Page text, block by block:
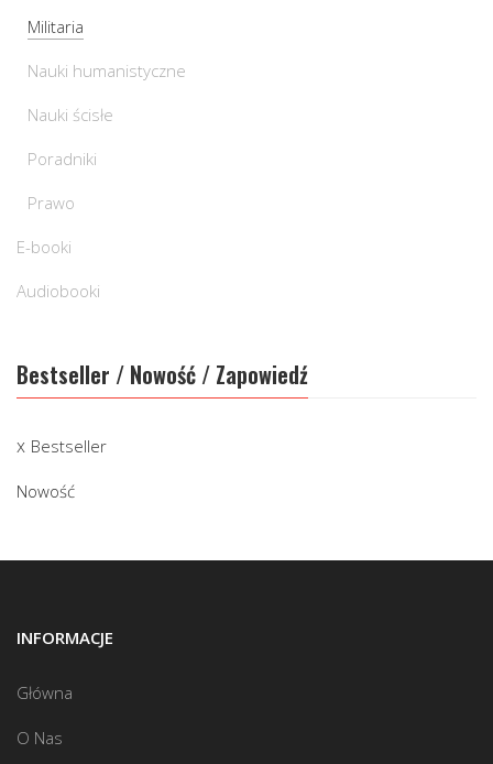
Militaria
Nauki humanistyczne
Nauki ścisłe
Poradniki
Prawo
E-booki
Audiobooki
Bestseller / Nowość / Zapowiedź
Bestseller
Nowość
INFORMACJE
Główna
O Nas